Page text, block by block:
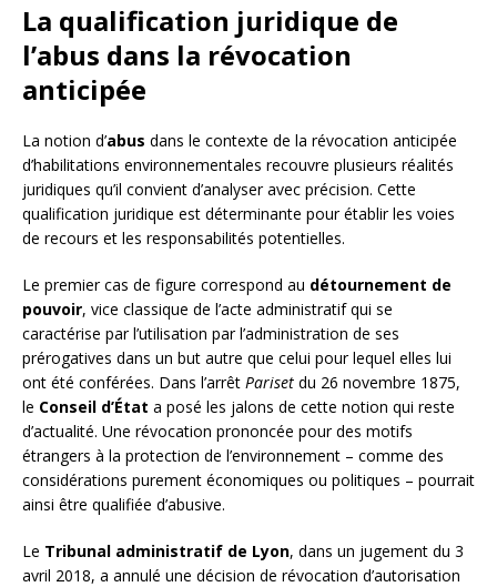
La qualification juridique de
l’abus dans la révocation
anticipée
La notion d’abus dans le contexte de la révocation anticipée
d’habilitations environnementales recouvre plusieurs réalités
juridiques qu’il convient d’analyser avec précision. Cette
qualification juridique est déterminante pour établir les voies
de recours et les responsabilités potentielles.
Le premier cas de figure correspond au détournement de
pouvoir, vice classique de l’acte administratif qui se
caractérise par l’utilisation par l’administration de ses
prérogatives dans un but autre que celui pour lequel elles lui
ont été conférées. Dans l’arrêt Pariset du 26 novembre 1875,
le Conseil d’État a posé les jalons de cette notion qui reste
d’actualité. Une révocation prononcée pour des motifs
étrangers à la protection de l’environnement – comme des
considérations purement économiques ou politiques – pourrait
ainsi être qualifiée d’abusive.
Le Tribunal administratif de Lyon, dans un jugement du 3
avril 2018, a annulé une décision de révocation d’autorisation